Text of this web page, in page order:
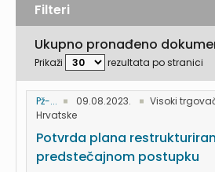
Ukupno pronađeno
Prikaži rezultata po stranici
Pž-... 09.08.2023.
Visoki
Hrvatske
Potvrda plana
predstečajnom postupku
Filteri